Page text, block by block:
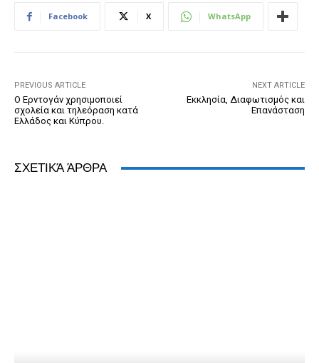
b
k
n
e
A dI
Facebook X WhatsApp
PREVIOUS ARTICLE
Ο Ερντογάν χρησιμοποιεί
σχολεία και τηλεόραση κατά
Ελλάδος και Κύπρου.
NEXT ARTICLE
Εκκλησία, Διαφωτισμός και
Επανάσταση
ΣΧΕΤΙΚΆ ΆΡΘΡΑ